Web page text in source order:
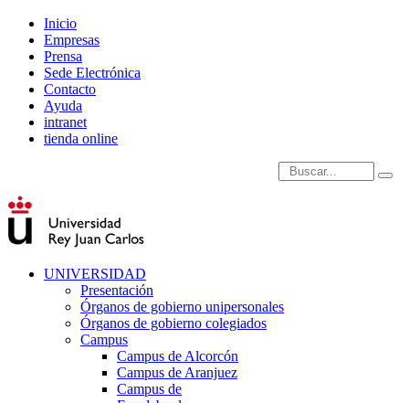
Inicio
Empresas
Prensa
Sede Electrónica
Contacto
Ayuda
intranet
tienda online
Introduce términos de
UNIVERSIDAD
Presentación
Órganos de gobierno unipersonales
Órganos de gobierno colegiados
Campus
Campus de Alcorcón
Campus de Aranjuez
Campus de